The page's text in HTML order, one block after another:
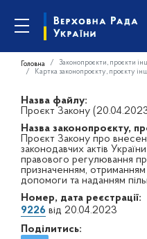
Головна Законопроєкти, проєкти
Картка законопроєкту, проєкту
Назва файлу:
Проєкт Закону
Назва законопроєкту,
Проєкт Закону про
законодавчих актів
правового регулювання
призначенням,
допомоги та наданням
Номер, дата реєстрації:
9226 від 20.04.2023
Поділитись: